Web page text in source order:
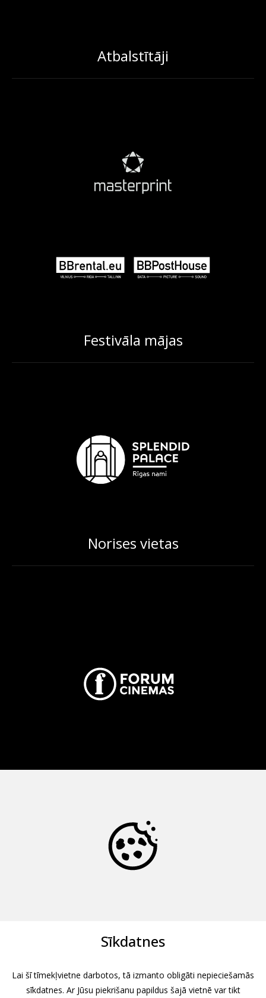
Atbalstītāji
Festivāla mājas
Norises vietas
Sīkdatnes
Lai šī tīmekļvietne darbotos, tā izmanto obligāti nepieciešamās
sīkdatnes. Ar Jūsu piekrišanu papildus šajā vietnē var tikt